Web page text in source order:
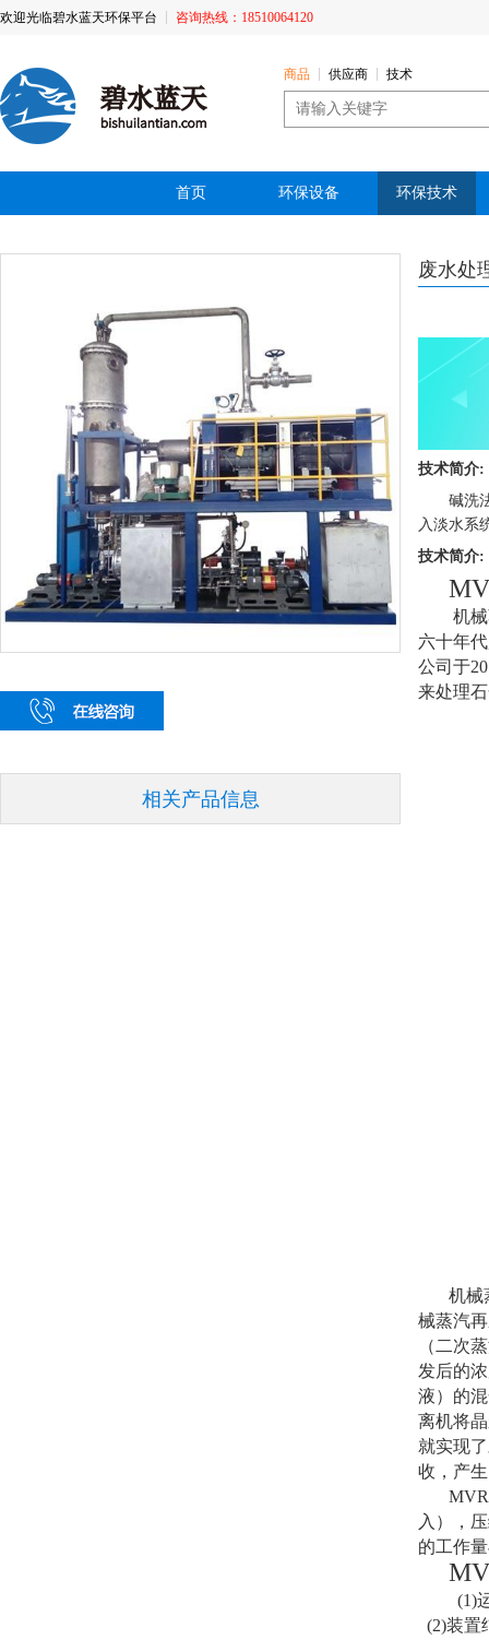
欢迎光临碧水蓝天环保平台 咨询热线：18510064120
商品 供应商 技术
首页 环保设备 环保技术
相关产品信息
废水处
技术简介:
碱洗
入淡水系
技术简介:
机
六十年
公司于
来处理
机械
械蒸汽
（二次
发后的
液）的
离机将
就实现
收，产
入），
的工作
(1)
(2)装置